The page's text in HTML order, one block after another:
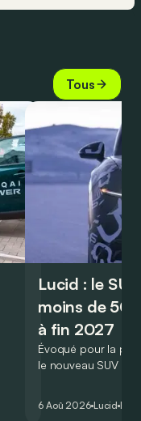
Tous
Lucid : le
moins de
à fin 2027
Évoqué pour la
le nouveau SUV
l’année 2026.
6 Aoû 2026 Lucid